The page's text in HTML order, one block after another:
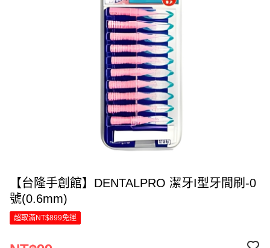
【台隆手創館】DENTALPRO 潔牙I型牙間刷-0
號(0.6mm)
超取滿NT$899免運